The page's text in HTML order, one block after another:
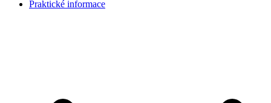
Praktické informace